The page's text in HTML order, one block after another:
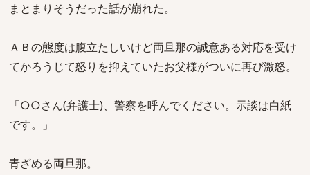
まとまりそうだった話が崩れた。
ＡＢの態度は腹立たしいけど両旦那の誠意ある対応を受け
てかろうじて怒りを抑えていたお父様がついに再び激怒。
「○○さん(弁護士)、警察を呼んでください。示談は白紙
です。」
青ざめる両旦那。